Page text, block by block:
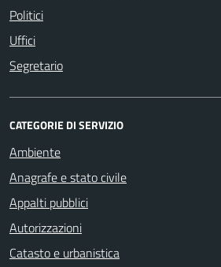
Politici
Uffici
Segretario
CATEGORIE DI SERVIZIO
Ambiente
Anagrafe e stato civile
Appalti pubblici
Autorizzazioni
Catasto e urbanistica